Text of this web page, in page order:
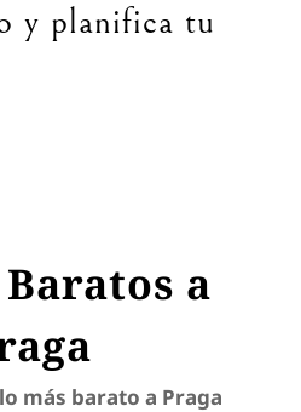
y planifica tu
a
más barato a Praga